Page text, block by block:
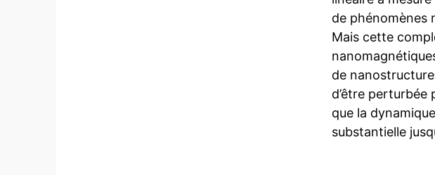
de phénomènes
Mais cette
de
d’être perturbée
que la
substantielle